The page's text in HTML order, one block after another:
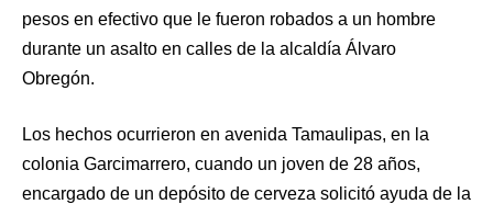
pesos en efectivo que le fueron robados a un hombre
durante un asalto en calles de la alcaldía Álvaro
Obregón.
Los hechos ocurrieron en avenida Tamaulipas, en la
colonia Garcimarrero, cuando un joven de 28 años,
encargado de un depósito de cerveza solicitó ayuda de la